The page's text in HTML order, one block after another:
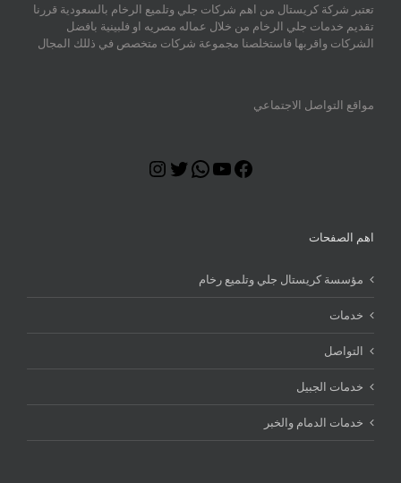
تعتبر شركة كريستال من اهم شركات جلي وتلميع الرخام بالسعودية قررنا
تقديم خدمات جلي الرخام من خلال عماله مصريه او فلبينية بافضل
الشركات واقربها فاستخلصنا مجموعة شركات متخصص في ذللك المجال
مواقع التواصل الاجتماعي
Facebook
YouTube
WhatsApp
Twitter
اهم الصفحات
مؤسسة كريستال جلي وتلميع رخام
خدمات
التواصل
خدمات الجبيل
خدمات الدمام والخبر